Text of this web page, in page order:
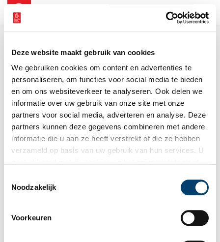
Deze website maakt gebruik van cookies
We gebruiken cookies om content en advertenties te
personaliseren, om functies voor social media te bieden
en om ons websiteverkeer te analyseren. Ook delen we
informatie over uw gebruik van onze site met onze
partners voor social media, adverteren en analyse. Deze
partners kunnen deze gegevens combineren met andere
informatie die u aan ze heeft verstrekt of die ze hebben
verzameld op basis van uw gebruik van hun services. U
Noodzakelijk
Voorkeuren